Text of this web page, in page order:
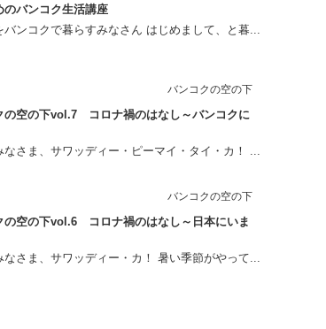
のバンコク生活講座
バンコクで暮らすみなさん はじめまして、と暮...
バンコクの空の下
の空の下vol.7 コロナ禍のはなし～バンコクに
なさま、サワッディー・ピーマイ・タイ・カ！ ...
バンコクの空の下
の空の下vol.6 コロナ禍のはなし～日本にいま
なさま、サワッディー・カ！ 暑い季節がやって...